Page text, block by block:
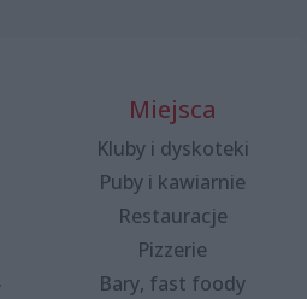
Miejsca
Kluby i dyskoteki
Puby i kawiarnie
Restauracje
Pizzerie
Bary, fast foody